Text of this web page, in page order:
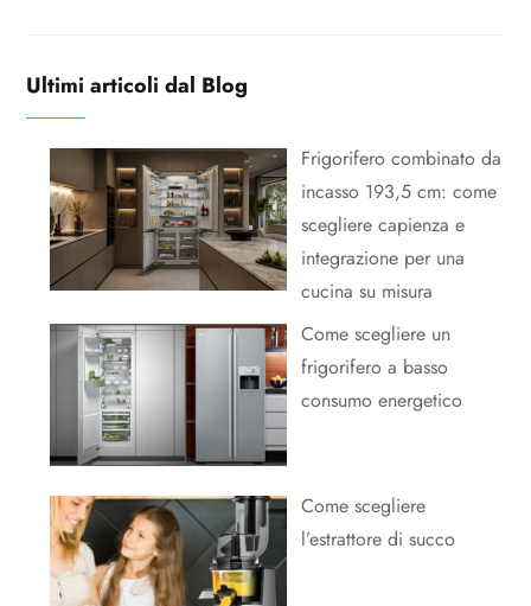
Ultimi articoli dal Blog
Frigorifero combinato da
incasso 193,5 cm: come
scegliere capienza e
integrazione per una
cucina su misura
Come scegliere un
frigorifero a basso
consumo energetico
Come scegliere
l’estrattore di succo